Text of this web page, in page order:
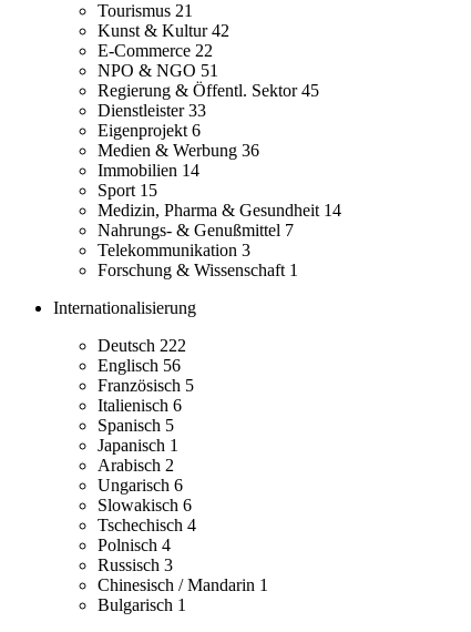
Tourismus 21
Kunst & Kultur42
E-Commerce 22
NPO & NGO 51
Regierung & Öffentl. Sektor45
Dienstleister33
Eigenprojekt 6
Medien & Werbung 36
Immobilien 14
Sport 15
Medizin, Pharma & Gesundheit 14
Nahrungs- & Genußmittel 7
Telekommunikation 3
Forschung & Wissenschaft 1
Internationalisierung
Deutsch 222
Englisch 56
Französisch 5
Italienisch 6
Spanisch 5
Japanisch 1
Arabisch 2
Ungarisch 6
Slowakisch 6
Tschechisch 4
Polnisch 4
Russisch 3
Chinesisch / Mandarin 1
Bulgarisch 1